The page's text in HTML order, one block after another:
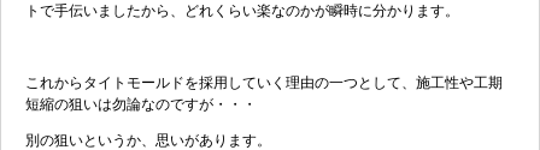
トで手伝いましたから、どれくらい楽なのかが瞬時に分かります。
これからタイトモールドを採用していく理由の一つとして、施工性や工期
短縮の狙いは勿論なのですが・・・
別の狙いというか、思いがあります。